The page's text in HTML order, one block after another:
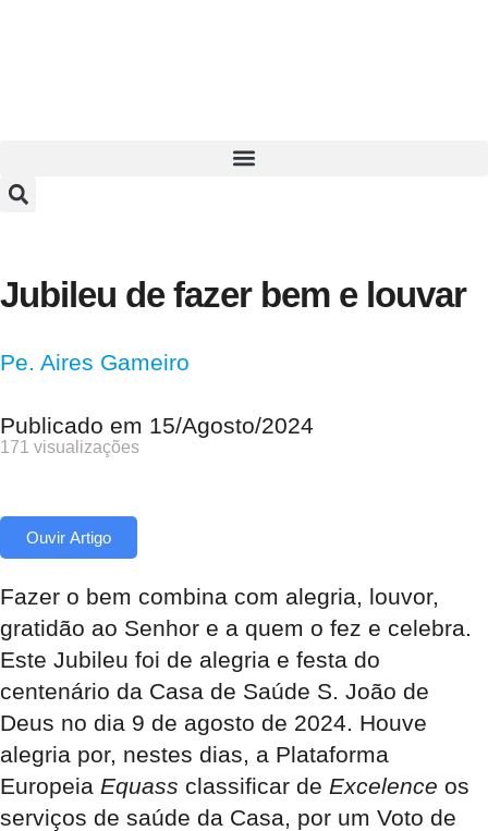
Jubileu de fazer bem e louvar
Pe. Aires Gameiro
Publicado em 15/Agosto/2024
171 visualizações
Ouvir Artigo
Fazer o bem combina com alegria, louvor,
gratidão ao Senhor e a quem o fez e celebra.
Este Jubileu foi de alegria e festa do
centenário da Casa de Saúde S. João de
Deus no dia 9 de agosto de 2024. Houve
alegria por, nestes dias, a Plataforma
Europeia Equass classificar de Excelence os
serviços de saúde da Casa, por um Voto de